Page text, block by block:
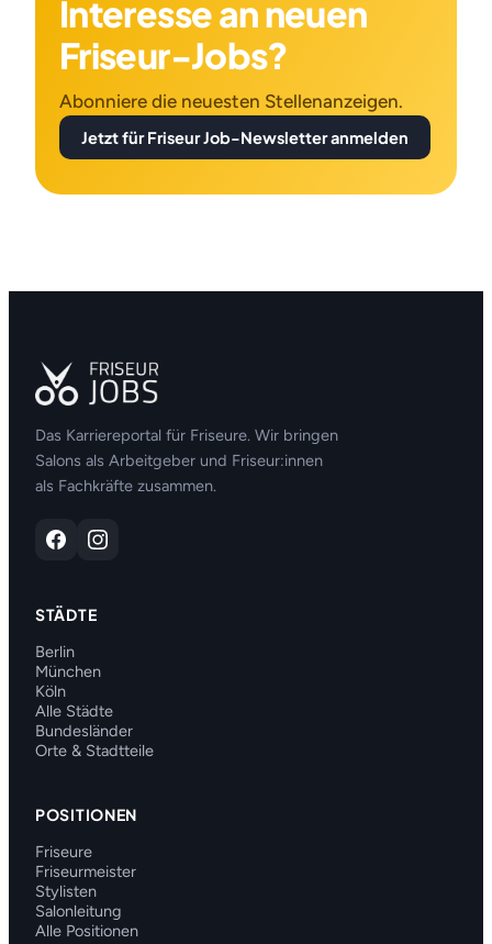
Interesse an neuen
Friseur-Jobs?
Abonniere die neuesten Stellenanzeigen.
Jetzt für Friseur Job-Newsletter anmelden
Das Karriereportal für Friseure. Wir bringen
Salons als Arbeitgeber und Friseur:innen
als Fachkräfte zusammen.
STÄDTE
Berlin
München
Köln
Alle Städte
Bundesländer
Orte & Stadtteile
POSITIONEN
Friseure
Friseurmeister
Stylisten
Salonleitung
Alle Positionen